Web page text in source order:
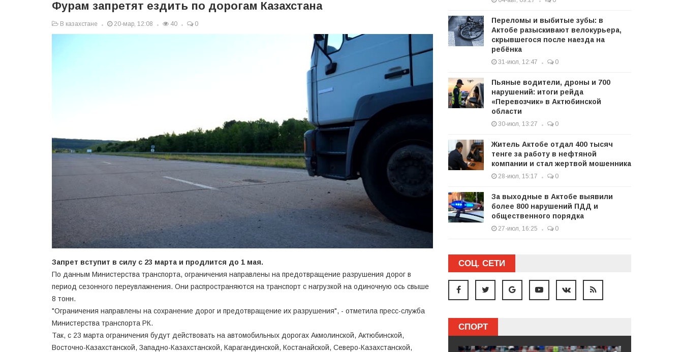
Фурам запретят ездить по дорогам Казахстана
В казахстане 20-мар, 12:08 40 0
Запрет вступит в силу с 23 марта и продлится до 1 мая.
По данным Министерства транспорта, ограничения направлены на предотвращение разрушения дорог в
период сезонного переувлажнения. Они распространяются на транспорт с нагрузкой на одиночную ось свыше
8 тонн.
"Ограничения направлены на сохранение дорог и предотвращение их разрушения", - отметила пресс-служба
Министерства транспорта РК.
Так, с 23 марта ограничения будут действовать на автомобильных дорогах Акмолинской, Актюбинской,
Восточно-Казахстанской, Западно-Казахстанской, Карагандинской, Костанайской, Северо-Казахстанской,
Переломы и выбитые зубы: в
Актобе разыскивают велокурьера,
скрывшегося после наезда на
ребёнка
31-июл, 12:47 0
Пьяные водители, дроны и 700
нарушений: итоги рейда
«Перевозчик» в Актюбинской
области
30-июл, 13:27 0
Житель Актобе отдал 400 тысяч
тенге за работу в нефтяной
компании и стал жертвой мошенника
28-июл, 15:17 0
За выходные в Актобе выявили
более 800 нарушений ПДД и
общественного порядка
27-июл, 16:25 0
СОЦ. СЕТИ
СПОРТ